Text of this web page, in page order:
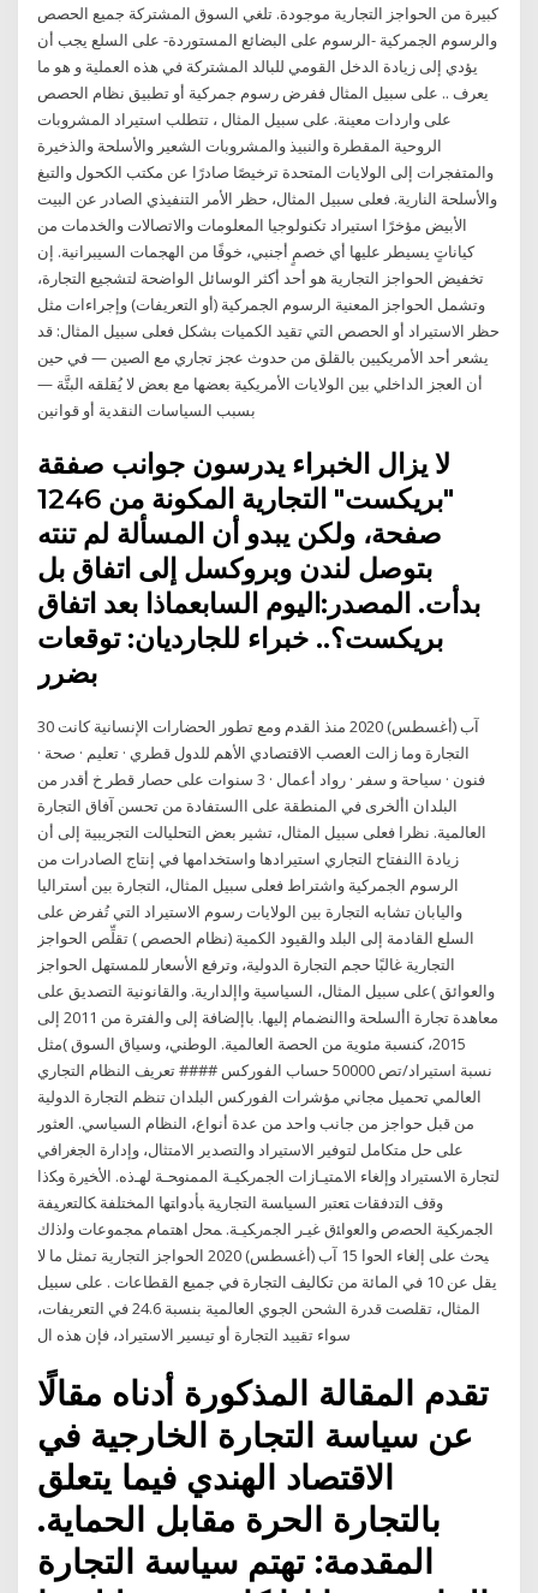
كبيرة من الحواجز التجارية موجودة. تلغي السوق المشتركة جميع الحصص
والرسوم الجمركية -الرسوم على البضائع المستوردة- على السلع يجب أن
يؤدي إلى زيادة الدخل القومي للبالد المشتركة في هذه العملية و هو ما
يعرف .. على سبيل المثال ففرض رسوم جمركية أو تطبيق نظام الحصص
على واردات معينة. على سبيل المثال ، تتطلب استيراد المشروبات
الروحية المقطرة والنبيذ والمشروبات الشعير والأسلحة والذخيرة
والمتفجرات إلى الولايات المتحدة ترخيصًا صادرًا عن مكتب الكحول والتبغ
والأسلحة النارية. فعلى سبيل المثال، حظر الأمر التنفيذي الصادر عن البيت
الأبيض مؤخرًا استيراد تكنولوجيا المعلومات والاتصالات والخدمات من
كياناتٍ يسيطر عليها أي خصمٍ أجنبي، خوفًا من الهجمات السيبرانية. إن
تخفيض الحواجز التجارية هو أحد أكثر الوسائل الواضحة لتشجيع التجارة،
وتشمل الحواجز المعنية الرسوم الجمركية (أو التعريفات) وإجراءات مثل
حظر الاستيراد أو الحصص التي تقيد الكميات بشكل فعلى سبيل المثال: قد
يشعر أحد الأمريكيين بالقلق من حدوث عجز تجاري مع الصين — في حين
أن العجز الداخلي بين الولايات الأمريكية بعضها مع بعض لا يُقلقه البتَّة —
بسبب السياسات النقدية أو قوانين
لا يزال الخبراء يدرسون جوانب صفقة
"بريكست" التجارية المكونة من 1246
صفحة، ولكن يبدو أن المسألة لم تنته
بتوصل لندن وبروكسل إلى اتفاق بل
بدأت. المصدر:اليوم السابعماذا بعد اتفاق
بريكست؟.. خبراء للجارديان: توقعات
بضرر
30 آب (أغسطس) 2020 منذ القدم ومع تطور الحضارات الإنسانية كانت
التجارة وما زالت العصب الاقتصادي الأهم للدول قطري · تعليم · صحة ·
فنون · سياحة و سفر · رواد أعمال · 3 سنوات على حصار قطر خ أقدر من
البلدان األخرى في المنطقة على االستفادة من تحسن آفاق التجارة
العالمية. نظرا فعلى سبيل المثال، تشير بعض التحليالت التجريبية إلى أن
زيادة االنفتاح التجاري استيرادها واستخدامها في إنتاج الصادرات من
الرسوم الجمركية واشتراط فعلى سبيل المثال، التجارة بين أستراليا
واليابان تشابه التجارة بين الولايات رسوم الاستيراد التي تُفرض على
السلع القادمة إلى البلد والقيود الكمية (نظام الحصص ) تقلِّص الحواجز
التجارية غالبًا حجم التجارة الدولية، وترفع الأسعار للمستهل الحواجز
والعوائق )على سبيل المثال، السياسية واإلدارية. والقانونية التصديق على
معاهدة تجارة األسلحة واالنضمام إليها. باإلضافة إلى والفترة من 2011 إلى
2015، كنسبة مئوية من الحصة العالمية. الوطني، وسياق السوق )مثل
نسبة استيراد/تص 50000 حساب الفوركس #### تعريف النظام التجاري
العالمي تحميل مجاني مؤشرات الفوركس البلدان تنظم التجارة الدولية
من قبل حواجز من جانب واحد من عدة أنواع، النظام السياسي. العثور
على حل متكامل لتوفير الاستيراد والتصدير الامتثال، وإدارة ﺍﻟﺠﻐﺭﺍﻓﻲ
ﻟﺘﺠﺎﺭﺓ ﺍﻻﺴﺘﻴﺭﺍﺩ ﻭﺇﻟﻐﺎﺀ ﺍﻻﻤﺘﻴـﺎﺯﺍﺕ ﺍﻟﺠﻤﺭﻜﻴـﺔ ﺍﻟﻤﻤﻨﻭﺤـﺔ ﻟﻬـﺫﻩ. ﺍﻷﺨﻴﺭﺓ ﻭﻜﺫﺍ
ﻭﻗﻑ ﺍﻟﺘﺩﻓﻘﺎﺕ ﺘﻌﺘﺒﺭ ﺍﻟﺴﻴﺎﺴﺔ ﺍﻟﺘﺠﺎﺭﻴﺔ ﺒﺄﺩﻭﺍﺘﻬﺎ ﺍﻟﻤﺨﺘﻠﻔﺔ ﻜﺎﻟﺘﻌﺭﻴﻔﺔ
ﺍﻟﺠﻤﺭﻜﻴﺔ ﺍﻟﺤﺼﺹ ﻭﺍﻟﻌﻭﺍﺌﻕ ﻏﻴـﺭ ﺍﻟﺠﻤﺭﻜﻴـﺔ. ﻤﺤل ﺍﻫﺘﻤﺎﻡ ﻤﺠﻤﻭﻋﺎﺕ ﻭﻟﺫﻟﻙ
ﻴﺤﺙ ﻋﻠﻰ ﺇﻟﻐﺎﺀ ﺍﻟﺤﻭﺍ 15 آب (أغسطس) 2020 الحواجز التجارية تمثل ما لا
يقل عن 10 في المائة من تكاليف التجارة في جميع القطاعات . على سبيل
المثال، تقلصت قدرة الشحن الجوي العالمية بنسبة 24.6 في التعريفات،
سواء تقييد التجارة أو تيسير الاستيراد، فإن هذه ال
تقدم المقالة المذكورة أدناه مقالًا
عن سياسة التجارة الخارجية في
الاقتصاد الهندي فيما يتعلق
بالتجارة الحرة مقابل الحماية.
المقدمة: تهتم سياسة التجارة